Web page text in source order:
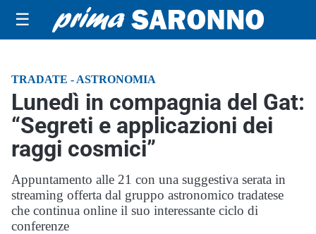
☰
TRADATE - ASTRONOMIA
Lunedì in compagnia del Gat:
“Segreti e applicazioni dei
raggi cosmici”
Appuntamento alle 21 con una suggestiva serata in
streaming offerta dal gruppo astronomico tradatese
che continua online il suo interessante ciclo di
conferenze